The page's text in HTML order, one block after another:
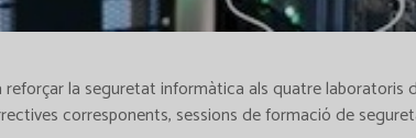
reforçar la seguretat informàtica als quatre
corresponents, sessions de formació de